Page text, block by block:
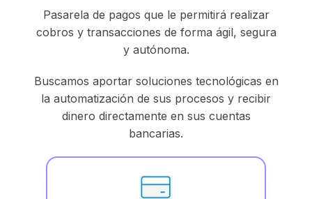
Pasarela de pagos que le permitirá realizar
cobros y transacciones de forma ágil, segura
y autónoma.
Buscamos aportar soluciones tecnológicas en
la automatización de sus procesos y recibir
dinero directamente en sus cuentas
bancarias.